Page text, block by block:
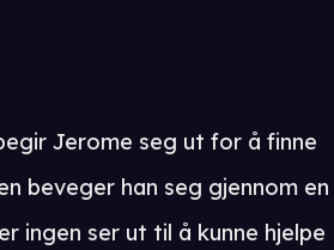
Jerome seg ut for å finne
beveger han seg gjennom en
ingen ser ut til å kunne hjelpe